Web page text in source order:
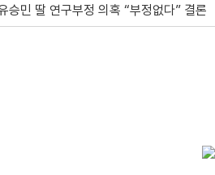
승민 딸 연구부정 의혹 “부정없다” 결론